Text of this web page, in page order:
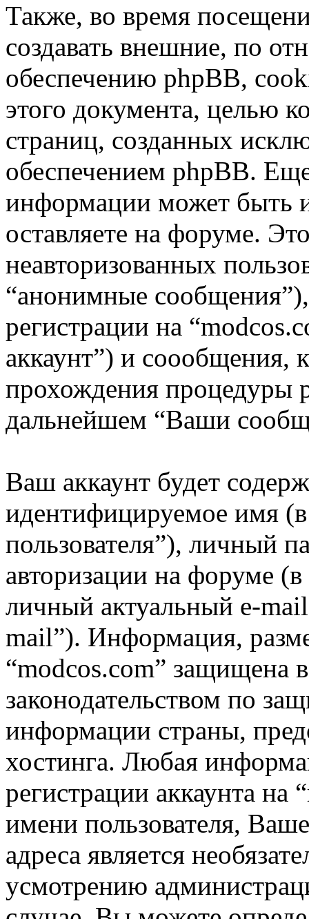
Также, во время
создавать внешние, по
обеспечению phpBB,
этого документа, целью
страниц, созданных
обеспечением phpBB.
информации может быть
оставляете на форуме.
неавторизованных
“анонимные
регистрации на
аккаунт”) и соообщения,
прохождения процедуры
дальнейшем “Ваши
Ваш аккаунт будет
идентифицируемое имя
пользователя”), личный
авторизации на форуме
личный актуальный e-
mail”). Информация,
“modcos.com” защищена
законодательством по
информации страны,
хостинга. Любая
регистрации аккаунта
имени пользователя,
адреса является
усмотрению